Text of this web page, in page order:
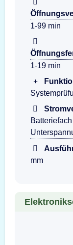
1-99 min
1-19 min
mm